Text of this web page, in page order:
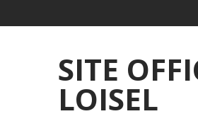
SITE
LOISEL